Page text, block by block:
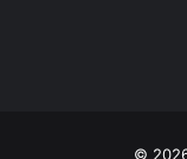
© 2026